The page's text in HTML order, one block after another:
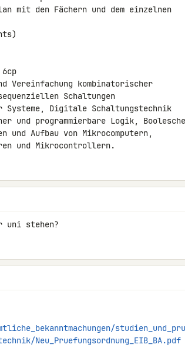
mit den Fächern und dem einzelnen
Vereinfachung kombinatorischer
Schaltungen
Digitale Schaltungstechnik
und programmierbare Logik, Boolesche
und Aufbau von Mikrocomputern,
und Mikrocontrollern.
stehen?
Neu_Pruefungsordnung_EIB_BA.pdf